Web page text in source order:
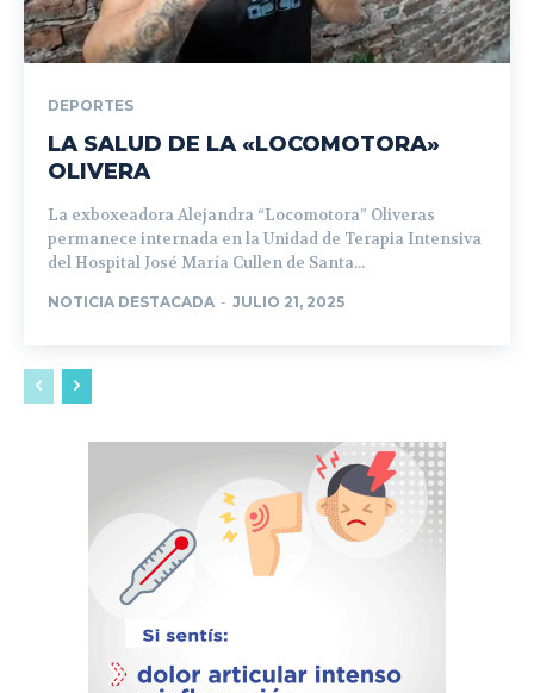
DEPORTES
LA SALUD DE LA «LOCOMOTORA»
OLIVERA
La exboxeadora Alejandra “Locomotora” Oliveras
permanece internada en la Unidad de Terapia Intensiva
del Hospital José María Cullen de Santa...
NOTICIA DESTACADA - JULIO 21, 2025